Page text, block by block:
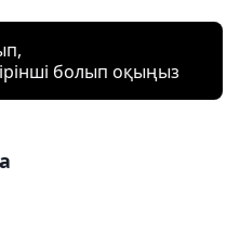
болып оқыңыз